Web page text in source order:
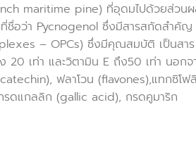
maritime pine) ที่อุดมไปด้วยส่วน
ชื่อว่า Pycnogenol ซึ่งมีสารสกัดสำคัญ
– OPCs) ซึ่งมีคุณสมบัติ เป็นสาร
เท่า และวิตามิน E ถึง50 เท่า นอกจ
ฟลาโวน (flavones),แทกซิโฟ
ดแกลลิก (gallic acid), กรดคูมาริก